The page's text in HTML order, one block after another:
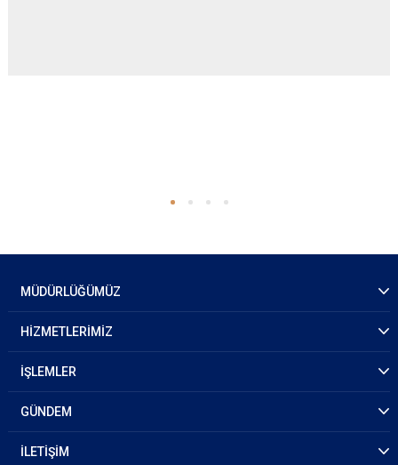
MÜDÜRLÜĞÜMÜZ
HİZMETLERİMİZ
İŞLEMLER
GÜNDEM
İLETİŞİM